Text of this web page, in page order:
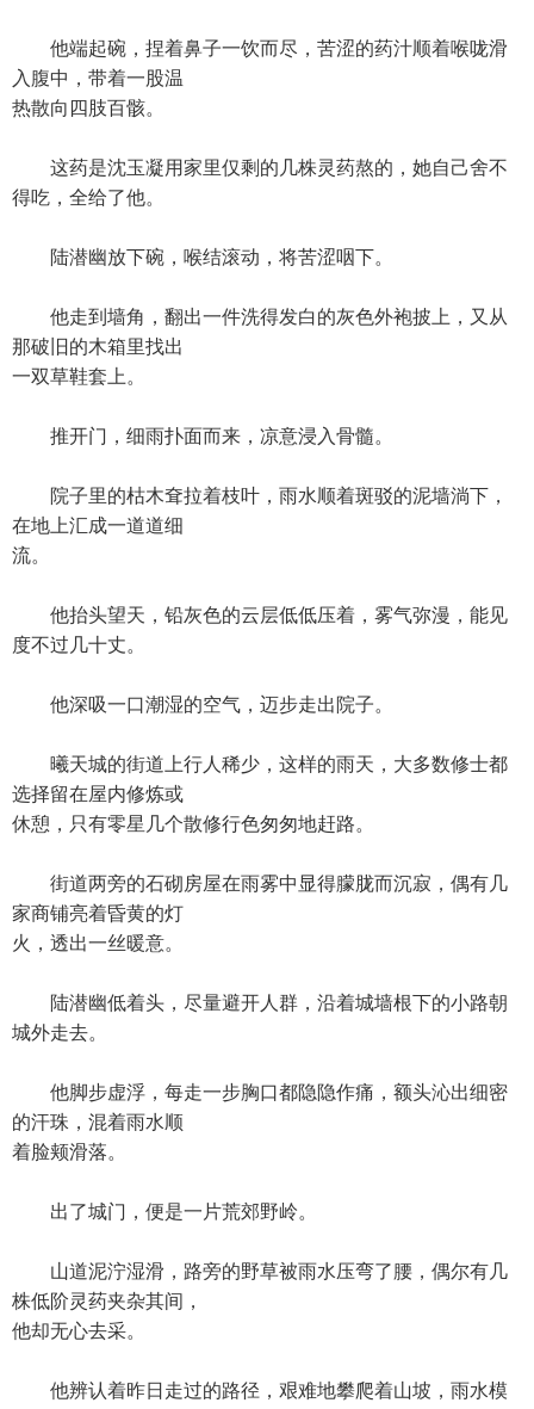
他端起碗，捏着鼻子一饮而尽，苦涩的药汁顺着喉咙滑
入腹中，带着一股温
热散向四肢百骸。
这药是沈玉凝用家里仅剩的几株灵药熬的，她自己舍不
得吃，全给了他。
陆潜幽放下碗，喉结滚动，将苦涩咽下。
他走到墙角，翻出一件洗得发白的灰色外袍披上，又从
那破旧的木箱里找出
一双草鞋套上。
推开门，细雨扑面而来，凉意浸入骨髓。
院子里的枯木耷拉着枝叶，雨水顺着斑驳的泥墙淌下，
在地上汇成一道道细
流。
他抬头望天，铅灰色的云层低低压着，雾气弥漫，能见
度不过几十丈。
他深吸一口潮湿的空气，迈步走出院子。
曦天城的街道上行人稀少，这样的雨天，大多数修士都
选择留在屋内修炼或
休憩，只有零星几个散修行色匆匆地赶路。
街道两旁的石砌房屋在雨雾中显得朦胧而沉寂，偶有几
家商铺亮着昏黄的灯
火，透出一丝暖意。
陆潜幽低着头，尽量避开人群，沿着城墙根下的小路朝
城外走去。
他脚步虚浮，每走一步胸口都隐隐作痛，额头沁出细密
的汗珠，混着雨水顺
着脸颊滑落。
出了城门，便是一片荒郊野岭。
山道泥泞湿滑，路旁的野草被雨水压弯了腰，偶尔有几
株低阶灵药夹杂其间，
他却无心去采。
他辨认着昨日走过的路径，艰难地攀爬着山坡，雨水模